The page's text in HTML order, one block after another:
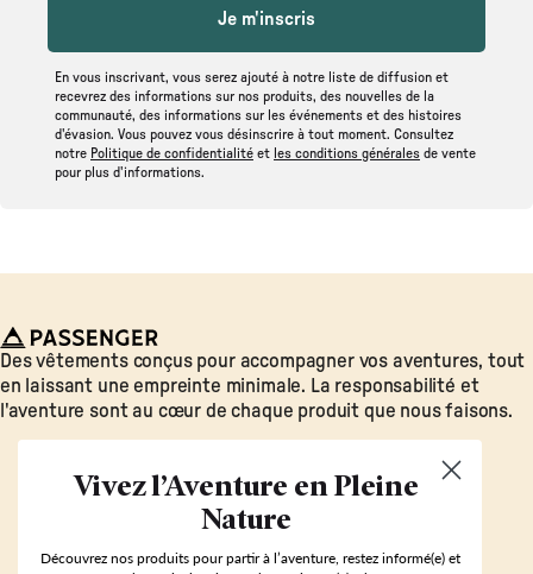
Je m'inscris
En vous inscrivant, vous serez ajouté à notre liste de diffusion et
recevrez des informations sur nos produits, des nouvelles de la
communauté, des informations sur les événements et des histoires
d'évasion. Vous pouvez vous désinscrire à tout moment. Consultez
notre Politique de confidentialité et les conditions générales de vente
pour plus d'informations.
Passenger
Des vêtements conçus pour accompagner vos aventures, tout
en laissant une empreinte minimale. La responsabilité et
l'aventure sont au cœur de chaque produit que nous faisons.
Vivez l’Aventure en Pleine
Nature
Découvrez nos produits pour partir à l’aventure, restez informé(e) et